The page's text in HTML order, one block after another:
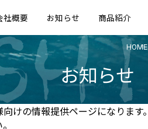
社概要 お知らせ 商品紹介
HOME
お知らせ
けの情報提供ページになります。